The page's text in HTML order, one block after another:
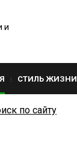
и
СТИЛЬ ЖИЗНИ
по сайту